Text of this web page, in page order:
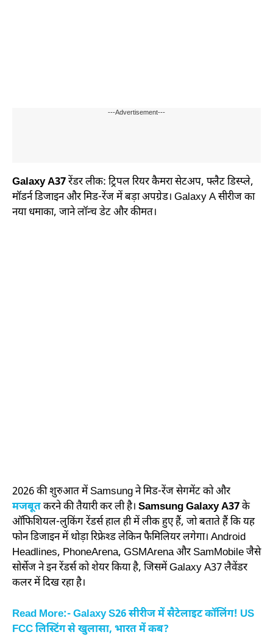
---Advertisement---
Galaxy A37रेंडर लीक: ट्रिपल रियर कैमरा सेटअप, फ्लैट डिस्प्ले,
मॉडर्न डिजाइन और मिड-रेंज में बड़ा अपग्रेड। Galaxy A सीरीज का
नया धमाका, जाने लॉन्च डेट और कीमत।
2026 की शुरुआत में Samsung ने मिड-रेंज सेगमेंट को और
मजबूतकरने की तैयारी कर ली है। Samsung Galaxy A37के
ऑफिशियल-लुकिंग रेंडर्स हाल ही में लीक हुए हैं, जो बताते हैं कि यह
फोन डिजाइन में थोड़ा रिफ्रेश्ड लेकिन फैमिलियर लगेगा। Android
Headlines, PhoneArena, GSMArena और SamMobile जैसे
सोर्सेज ने इन रेंडर्स को शेयर किया है, जिसमें Galaxy A37 लैवेंडर
कलर में दिख रहा है।
Read More:- Galaxy S26 सीरीज में सैटेलाइट कॉलिंग! US
FCC लिस्टिंग से खुलासा, भारत में कब?